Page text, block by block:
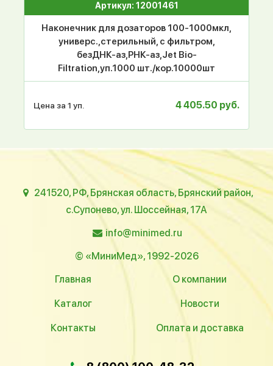
Артикул: 12001461
Наконечник для дозаторов 100-1000мкл,
универс.,стерильный, с фильтром,
безДНК-аз,РНК-аз,Jet Bio-
Filtration,уп.1000 шт./кор.10000шт
Цена за 1 уп. 4 405.50 руб.
241520, РФ, Брянская область, Брянский район,
с.Супонево, ул. Шоссейная, 17А
info@minimed.ru
© «МиниМед», 1992-2026
Главная
О компании
Каталог Новости
Контакты Оплата и доставка